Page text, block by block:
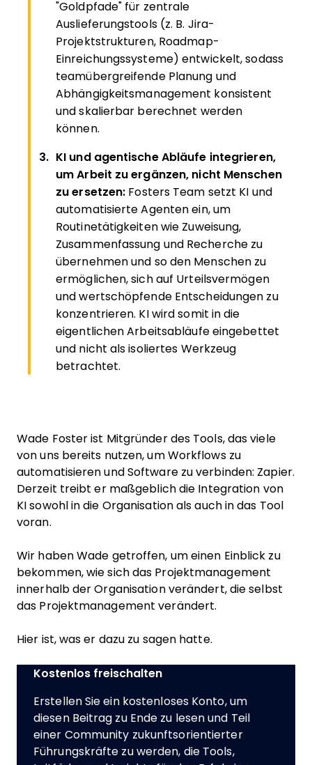
"Goldpfade" für zentrale
Auslieferungstools (z. B. Jira-
Projektstrukturen, Roadmap-
Einreichungssysteme) entwickelt, sodass
teamübergreifende Planung und
Abhängigkeitsmanagement konsistent
und skalierbar berechnet werden
können.
KI und agentische Abläufe integrieren,
um Arbeit zu ergänzen, nicht Menschen
zu ersetzen: Fosters Team setzt KI und
automatisierte Agenten ein, um
Routinetätigkeiten wie Zuweisung,
Zusammenfassung und Recherche zu
übernehmen und so den Menschen zu
ermöglichen, sich auf Urteilsvermögen
und wertschöpfende Entscheidungen zu
konzentrieren. KI wird somit in die
eigentlichen Arbeitsabläufe eingebettet
und nicht als isoliertes Werkzeug
betrachtet.
Wade Foster ist Mitgründer des Tools, das viele
von uns bereits nutzen, um Workflows zu
automatisieren und Software zu verbinden: Zapier.
Derzeit treibt er maßgeblich die Integration von
KI sowohl in die Organisation als auch in das Tool
voran.
Wir haben Wade getroffen, um einen Einblick zu
bekommen, wie sich das Projektmanagement
innerhalb der Organisation verändert, die selbst
das Projektmanagement verändert.
Hier ist, was er dazu zu sagen hatte.
Kostenlos freischalten
Erstellen Sie ein kostenloses Konto, um
diesen Beitrag zu Ende zu lesen und Teil
einer Community zukunftsorientierter
Führungskräfte zu werden, die Tools,